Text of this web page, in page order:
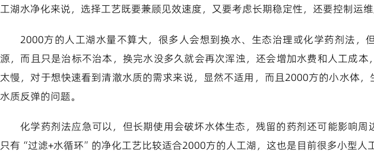
工湖水净化来说，选择工艺既要兼顾见效速度，又要考虑长期稳定性，还要控制运
2000方的人工湖水量不算大，很多人会想到换水、生态治理或化学药剂法，
源，而且只是治标不治本，换完水没多久就会再次浑浊，还会增加水费和人工成
太慢，对于想快速看到清澈水质的需求来说，显然不适用，而且2000方的小水体，
水质反弹的问题。
化学药剂法应急可以，但长期使用会破坏水体生态，残留的药剂还可能影响周
只有“过滤+水循环”的净化工艺比较适合2000方的人工湖，这也是目前很多小型人